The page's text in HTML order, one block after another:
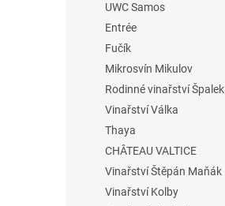
UWC Samos
Entrée
Fučík
Mikrosvín Mikulov
Rodinné vinařství Špalek
Vinařství Válka
Thaya
CHÂTEAU VALTICE
Vinařství Štěpán Maňák
Vinařství Kolby